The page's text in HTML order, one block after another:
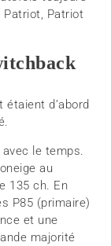
Patriot, Patriot
d’abord
le temps.
au
135 ch. En
P85 (primaire)
et une
majorité